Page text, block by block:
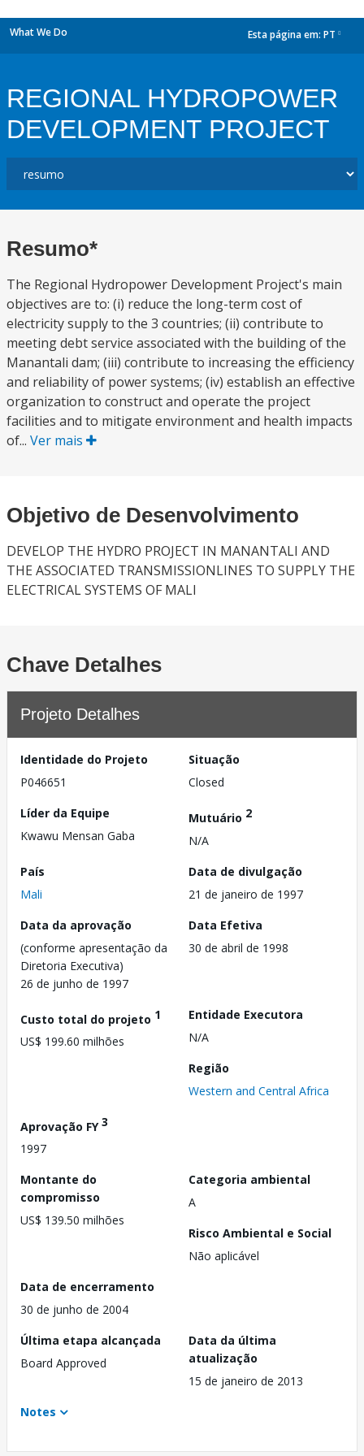
What We Do Esta página em: PT
REGIONAL HYDROPOWER
DEVELOPMENT PROJECT
Resumo*
The Regional Hydropower Development Project's main
objectives are to: (i) reduce the long-term cost of
electricity supply to the 3 countries; (ii) contribute to
meeting debt service associated with the building of the
Manantali dam; (iii) contribute to increasing the efficiency
and reliability of power systems; (iv) establish an effective
organization to construct and operate the project
facilities and to mitigate environment and health impacts
of... Ver mais
Objetivo de Desenvolvimento
DEVELOP THE HYDRO PROJECT IN MANANTALI AND
THE ASSOCIATED TRANSMISSIONLINES TO SUPPLY THE
ELECTRICAL SYSTEMS OF MALI
Chave Detalhes
Projeto Detalhes
Identidade do Projeto
P046651
Situação
Closed
Líder da Equipe
Kwawu Mensan Gaba
Mutuário 2
N/A
País
Mali
Data de divulgação
21 de janeiro de 1997
Data da aprovação
(conforme apresentação da
Diretoria Executiva)
26 de junho de 1997
Data Efetiva
30 de abril de 1998
Custo total do projeto 1
US$ 199.60 milhões
Entidade Executora
N/A
Região
Western and Central Africa
Aprovação FY3
1997
Montante do
compromisso
US$ 139.50 milhões
Categoria ambiental
A
Risco Ambiental e Social
Não aplicável
Data de encerramento
30 de junho de 2004
Última etapa alcançada
Board Approved
Data da última
atualização
15 de janeiro de 2013
Notes